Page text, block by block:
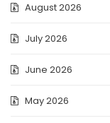
August 2026
July 2026
June 2026
May 2026